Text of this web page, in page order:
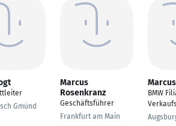
Gmünd
Marcus
Rosenkranz
Geschäftsführer
Frankfurt am Main
BMW